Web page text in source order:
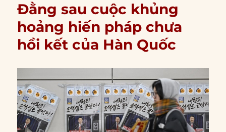
Đằng sau cuộc khủng
hoảng hiến pháp chưa
hồi kết của Hàn Quốc